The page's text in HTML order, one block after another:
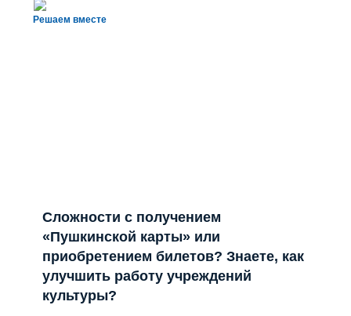
Решаем вместе
Сложности с получением
«Пушкинской карты» или
приобретением билетов? Знаете, как
улучшить работу учреждений
культуры?